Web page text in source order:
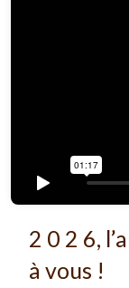
2 0 2 6,
à vous !